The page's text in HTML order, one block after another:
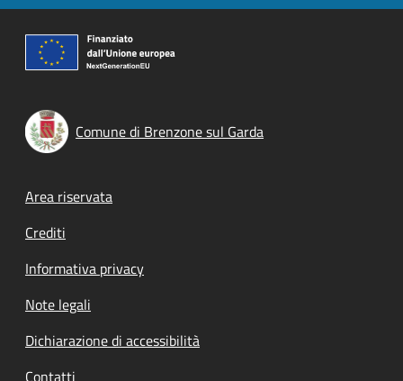
Comune di Brenzone sul Garda
Footer menu
Area riservata
Crediti
Informativa privacy
Note legali
Dichiarazione di accessibilità
Contatti